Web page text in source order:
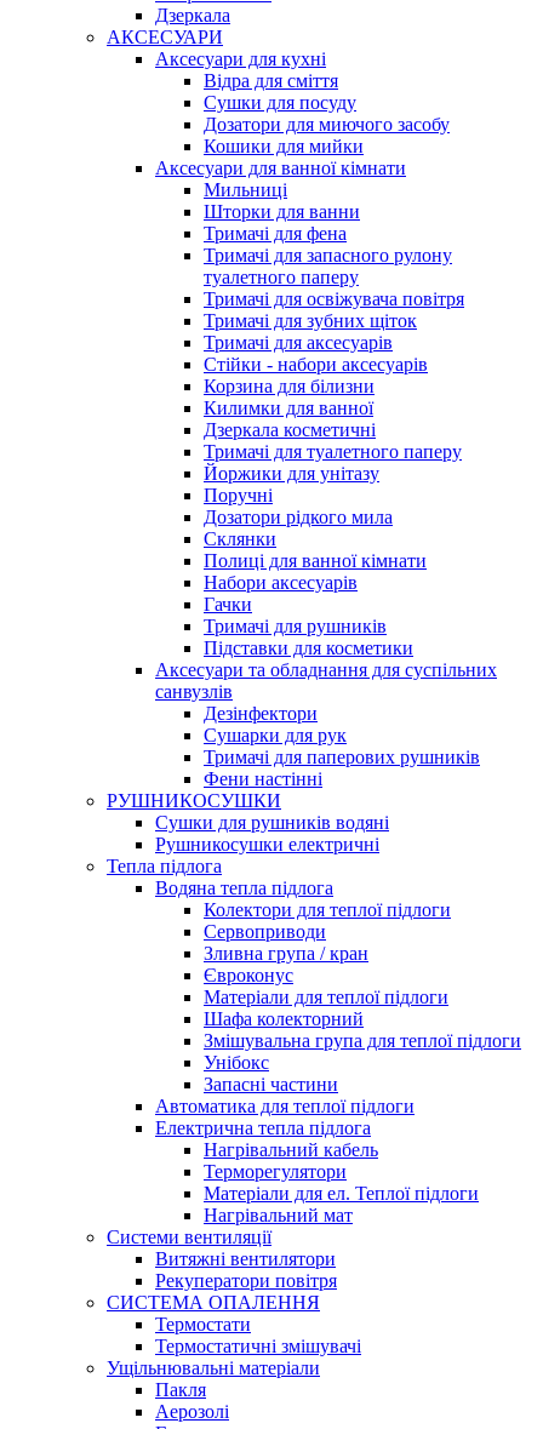
Дзеркала
АКСЕСУАРИ
Аксесуари для кухні
Відра для сміття
Сушки для посуду
Дозатори для миючого засобу
Кошики для мийки
Аксесуари для ванної кімнати
Мильниці
Шторки для ванни
Тримачі для фена
Тримачі для запасного рулону
туалетного паперу
Тримачі для освіжувача повітря
Тримачі для зубних щіток
Тримачі для аксесуарів
Стійки - набори аксесуарів
Корзина для білизни
Килимки для ванної
Дзеркала косметичні
Тримачі для туалетного паперу
Йоржики для унітазу
Поручні
Дозатори рідкого мила
Склянки
Полиці для ванної кімнати
Набори аксесуарів
Гачки
Тримачі для рушників
Підставки для косметики
Аксесуари та обладнання для суспільних
санвузлів
Дезінфектори
Сушарки для рук
Тримачі для паперових рушників
Фени настінні
РУШНИКОСУШКИ
Сушки для рушників водяні
Рушникосушки електричні
Тепла підлога
Водяна тепла підлога
Колектори для теплої підлоги
Сервоприводи
Зливна група / кран
Євроконус
Матеріали для теплої підлоги
Шафа колекторний
Змішувальна група для теплої підлоги
Унібокс
Запасні частини
Автоматика для теплої підлоги
Електрична тепла підлога
Нагрівальний кабель
Терморегулятори
Матеріали для ел. Теплої підлоги
Нагрівальний мат
Системи вентиляції
Витяжні вентилятори
Рекуператори повітря
СИСТЕМА ОПАЛЕННЯ
Термостати
Термостатичні змішувачі
Ущільнювальні матеріали
Пакля
Аерозолі